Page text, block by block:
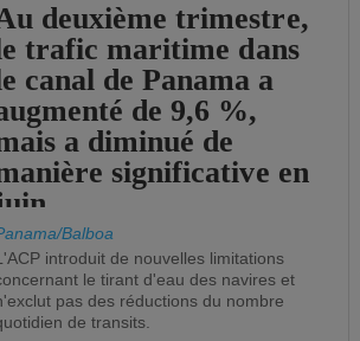
deuxième trimestre,
trafic maritime dans
canal de Panama a
de 9,6 %,
a diminué de
significative en
Balboa
introduit de nouvelles limitations
le tirant d'eau des navires et
pas des réductions du nombre
de transits.